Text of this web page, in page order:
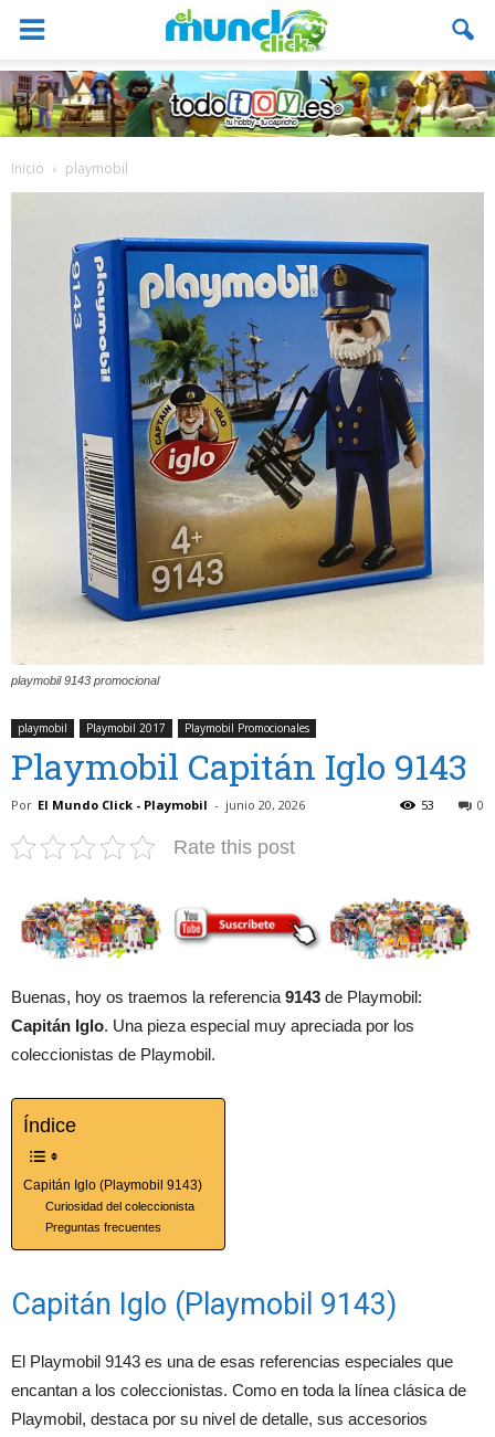
Inicio playmobil
playmobil 9143 promocional
playmobil Playmobil 2017 Playmobil Promocionales
Playmobil Capitán Iglo 9143
Por El Mundo Click - Playmobil - junio 20, 2026 0
53
Rate this post
Buenas, hoy os traemos la referencia 9143 de Playmobil:
Capitán Iglo. Una pieza especial muy apreciada por los
coleccionistas de Playmobil.
Índice
Capitán Iglo (Playmobil 9143)
Curiosidad del coleccionista
Preguntas frecuentes
Capitán Iglo (Playmobil 9143)
El Playmobil 9143 es una de esas referencias especiales que
encantan a los coleccionistas. Como en toda la línea clásica de
Playmobil, destaca por su nivel de detalle, sus accesorios